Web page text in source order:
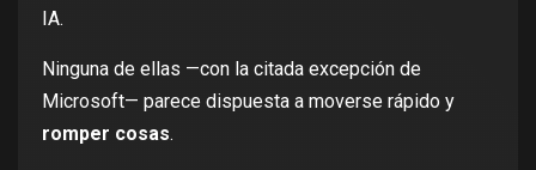
IA.
Ninguna de ellas —con la citada excepción de
Microsoft— parece dispuesta a moverse rápido y
romper cosas.